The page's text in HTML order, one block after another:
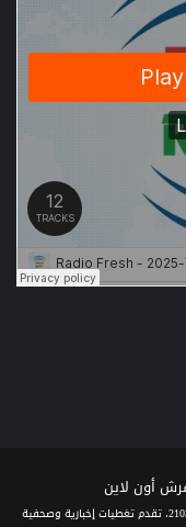
مؤسسة إعلامية سورية مستقلة تأسست في كفرنبل بالعام 2103، تقدم تغطيات إخبارية وصحفية